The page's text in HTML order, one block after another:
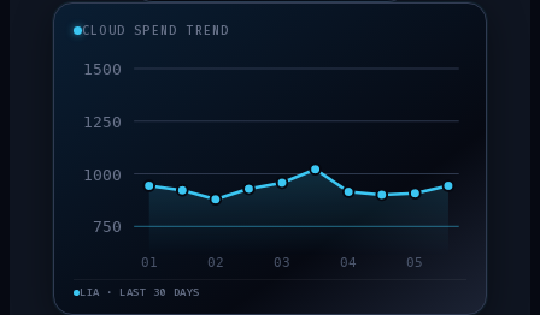
CLOUD SPEND TREND
1500
1250
1000
750
01 02 03 04 05
LIA · LAST 30 DAYS